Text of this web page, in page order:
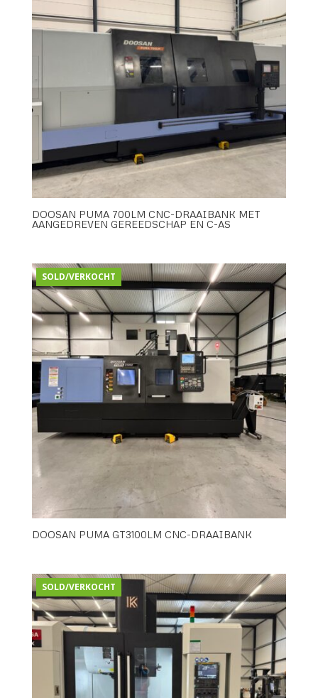
DOOSAN PUMA 700LM CNC-DRAAIBANK MET
AANGEDREVEN GEREEDSCHAP EN C-AS
SOLD/VERKOCHT
DOOSAN PUMA GT3100LM CNC-DRAAIBANK
SOLD/VERKOCHT